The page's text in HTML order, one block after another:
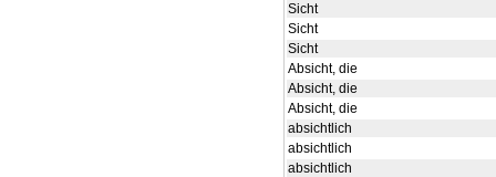
Sicht
Sicht
Sicht
Absicht, die
Absicht, die
Absicht, die
absichtlich
absichtlich
absichtlich